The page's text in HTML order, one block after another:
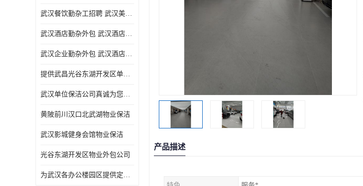
武汉餐饮勤杂工招聘 武汉美食堂定点保洁 武汉酒店勤杂外包
武汉酒店勤杂外包 武汉酒店勤杂服务托管
武汉企业勤杂外包 武汉酒店勤杂服务外包
提供武昌光谷东湖开发区单位保洁
武汉单位保洁公司真诚为您服务
黄陂前川汉口北武湖物业保洁
武汉影城健身会馆物业保洁
光谷东湖开发区物业外包公司
为武汉各办公楼园区提供定点保洁服务
产品描述